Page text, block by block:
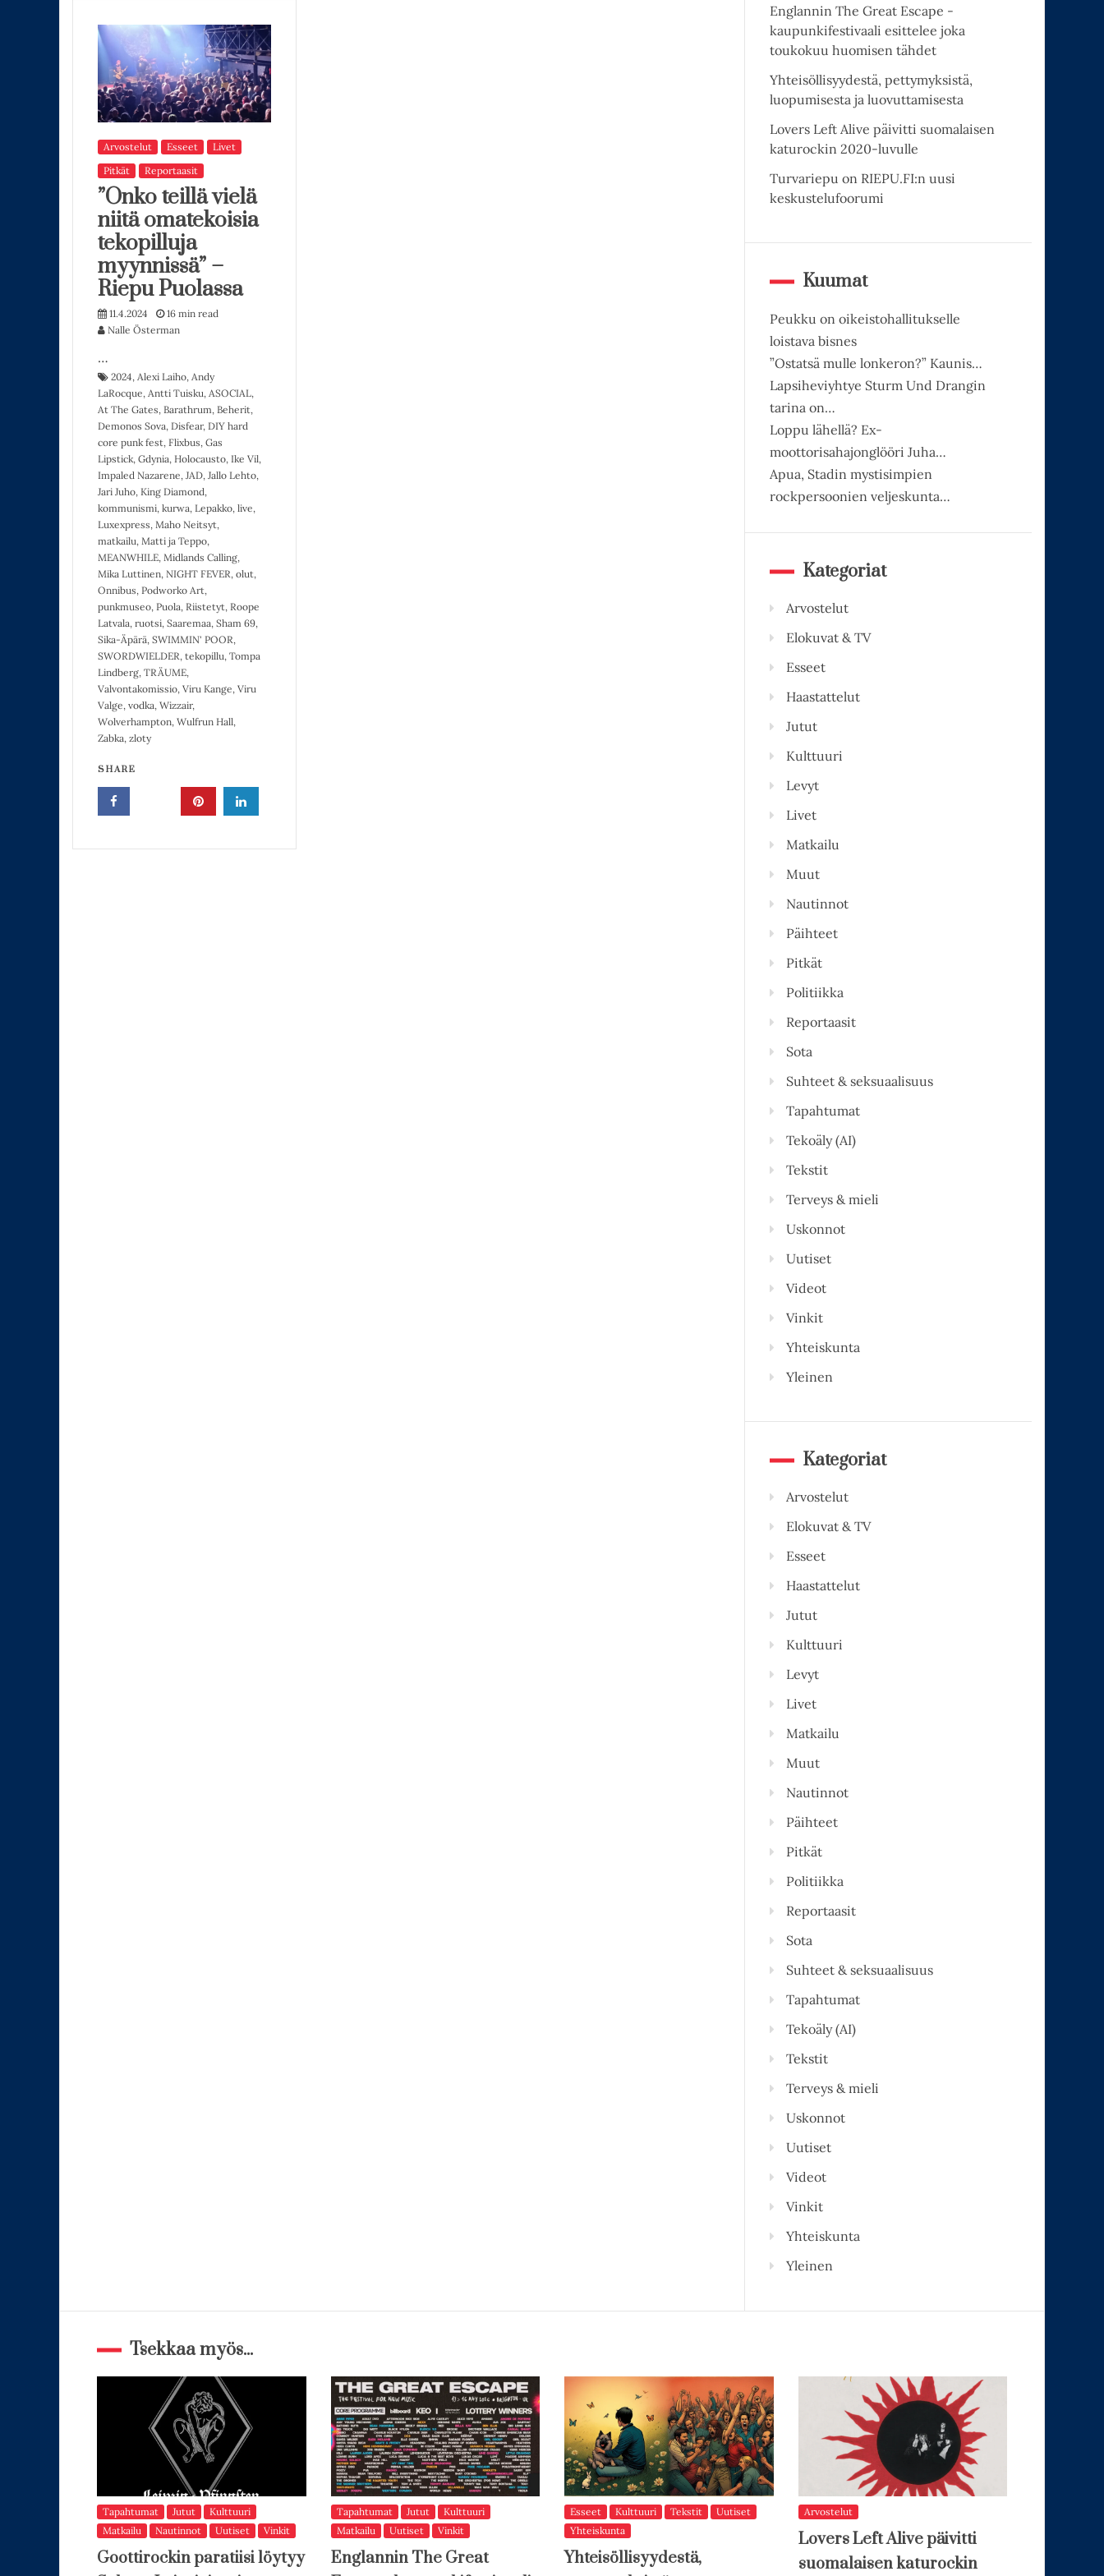
Arvostelut Esseet
Livet
Pitkät
Reportaasit
”Onko teillä vielä
niitä omatekoisia
tekopilluja
myynnissä” –
Riepu Puolassa
11.4.2024
16 min read
Nalle Österman
…
2024, Alexi Laiho, Andy
LaRocque, Antti Tuisku, ASOCIAL,
At The Gates, Barathrum, Beherit,
Demonos Sova, Disfear, DIY hard
core punk fest, Flixbus, Gas
Lipstick, Gdynia, Holocausto, Ike Vil,
Impaled Nazarene, JAD, Jallo Lehto,
Jari Juho, King Diamond,
kommunismi, kurwa, Lepakko, live,
Luxexpress, Maho Neitsyt,
matkailu, Matti ja Teppo,
MEANWHILE, Midlands Calling,
Mika Luttinen, NIGHT FEVER, olut,
Onnibus, Podworko Art,
punkmuseo, Puola, Riistetyt, Roope
Latvala, ruotsi, Saaremaa, Sham 69,
Sika-Äpärä, SWIMMIN' POOR,
SWORDWIELDER, tekopillu, Tompa
Lindberg, TRÄUME,
Valvontakomissio, Viru Kange, Viru
Valge, vodka, Wizzair,
Wolverhampton, Wulfrun Hall,
Zabka, zloty
SHARE
Englannin The Great Escape -
kaupunkifestivaali esittelee joka
toukokuu huomisen tähdet
Yhteisöllisyydestä, pettymyksistä,
luopumisesta ja luovuttamisesta
Lovers Left Alive päivitti suomalaisen
katurockin 2020-luvulle
Turvariepu on RIEPU.FI:n uusi
keskustelufoorumi
Kuumat
Peukku on oikeistohallitukselle
loistava bisnes
”Ostatsä mulle lonkeron?” Kaunis…
Lapsiheviyhtye Sturm Und Drangin
tarina on…
Loppu lähellä? Ex-
moottorisahajonglööri Juha…
Apua, Stadin mystisimpien
rockpersoonien veljeskunta…
Kategoriat
Arvostelut
Elokuvat & TV
Esseet
Haastattelut
Jutut
Kulttuuri
Levyt
Livet
Matkailu
Muut
Nautinnot
Päihteet
Pitkät
Politiikka
Reportaasit
Sota
Suhteet & seksuaalisuus
Tapahtumat
Tekoäly (AI)
Tekstit
Terveys & mieli
Uskonnot
Uutiset
Videot
Vinkit
Yhteiskunta
Yleinen
Kategoriat
Arvostelut
Elokuvat & TV
Esseet
Haastattelut
Jutut
Kulttuuri
Levyt
Livet
Matkailu
Muut
Nautinnot
Päihteet
Pitkät
Politiikka
Reportaasit
Sota
Suhteet & seksuaalisuus
Tapahtumat
Tekoäly (AI)
Tekstit
Terveys & mieli
Uskonnot
Uutiset
Videot
Vinkit
Yhteiskunta
Yleinen
Tsekkaa myös...
Tapahtumat Jutut
Kulttuuri
Matkailu
Nautinnot Uutiset Vinkit
Goottirockin paratiisi löytyy
Tapahtumat Jutut
Kulttuuri
Matkailu
Uutiset Vinkit
Englannin The Great
Esseet Kulttuuri Tekstit
Uutiset
Yhteiskunta
Yhteisöllisyydestä,
Arvostelut
Lovers Left Alive päivitti
suomalaisen katurockin